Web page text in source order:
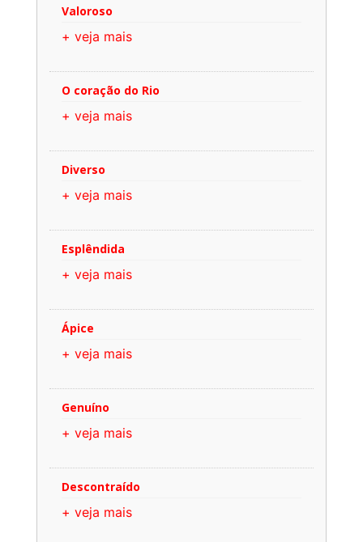
Valoroso
+ veja mais
O coração do Rio
+ veja mais
Diverso
+ veja mais
Esplêndida
+ veja mais
Ápice
+ veja mais
Genuíno
+ veja mais
Descontraído
+ veja mais